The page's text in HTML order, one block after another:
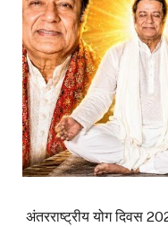
अंतरराष्ट्रीय योग दिवस